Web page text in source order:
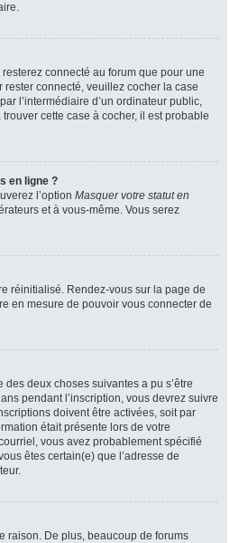
connecté au forum que pour une
rester connecté, veuillez cocher la case
l’intermédiaire d’un ordinateur public,
cette case à cocher, il est probable
en ligne ?
l’option Masquer votre statut en
et à vous-même. Vous serez
réinitialisé. Rendez-vous sur la page de
en mesure de pouvoir vous connecter de
des deux choses suivantes a pu s’être
pendant l’inscription, vous devrez suivre
doivent être activées, soit par
était présente lors de votre
vous avez probablement spécifié
êtes certain(e) que l’adresse de
raison. De plus, beaucoup de forums